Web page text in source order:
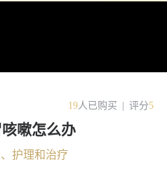
19人已购买 评分5
嗽怎么办
护理和治疗